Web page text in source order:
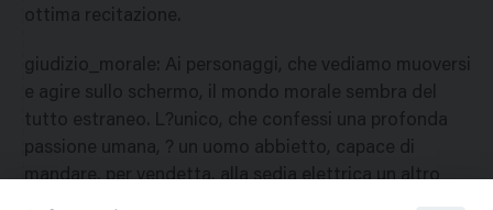
ottima recitazione.
giudizio_morale: Ai personaggi, che vediamo muoversi
e agire sullo schermo, il mondo morale sembra del
tutto estraneo. L?unico, che confessi una profonda
passione umana, ? un uomo abbietto, capace di
mandare, per vendetta, alla sedia elettrica un altro